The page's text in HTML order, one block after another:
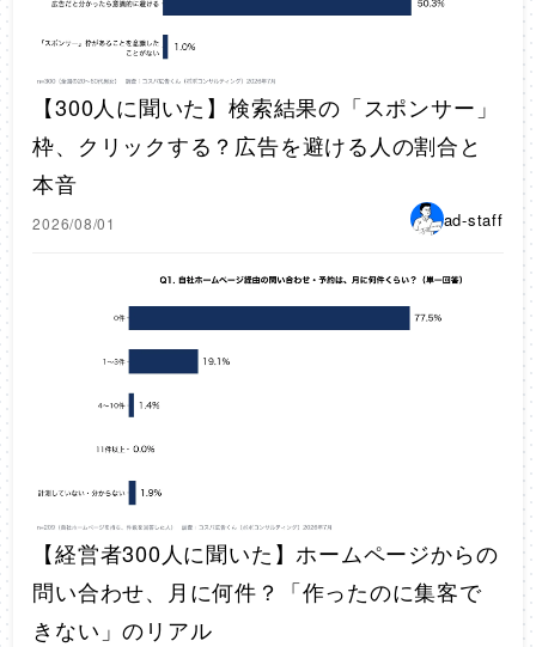
【300人に聞いた】検索結果の「スポンサー」
枠、クリックする？広告を避ける人の割合と
本音
2026/08/01 ad-staff
【経営者300人に聞いた】ホームページからの
問い合わせ、月に何件？「作ったのに集客で
きない」のリアル